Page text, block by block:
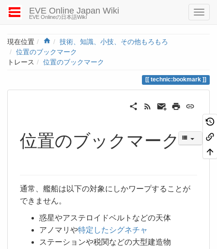
EVE Online Japan Wiki
EVE Onlineの日本語Wiki
現在位置 Home
技術、知識、小技、その他もろもろ
位置のブックマーク
トレース
位置のブックマーク
technic:bookmark
位置のブックマーク
通常、艦船は以下の対象にしかワープすることが
できません。
惑星やアステロイドベルトなどの天体
アノマリや特定したシグネチャ
ステーションや税関などの大型建造物